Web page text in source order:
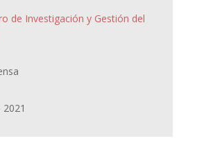
de Investigación y Gestión del